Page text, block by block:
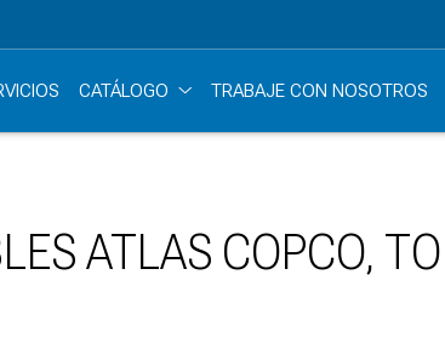
CATÁLOGO TRABAJE CON NOSOTROS
ATLAS COPCO,